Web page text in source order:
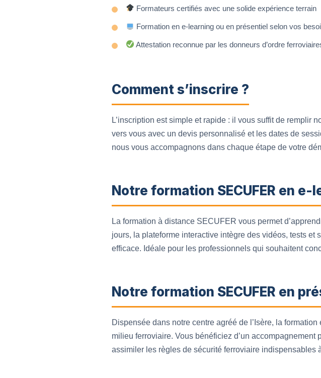
Formateurs certifiés avec une solide expérience terrain
Formation en e-learning ou en présentiel selon vos
Attestation reconnue par les donneurs d’ordre
Comment s’inscrire ?
L’inscription est simple et rapide : il vous suffit de remplir
vers vous avec un devis personnalisé et les dates de
nous vous accompagnons dans chaque étape de votre
Notre formation SECUFER en e-
La formation à distance SECUFER vous permet
jours, la plateforme interactive intègre des vidéos, tests
efficace. Idéale pour les professionnels qui souhaitent
Notre formation SECUFER en
Dispensée dans notre centre agréé de l’Isère, la
milieu ferroviaire. Vous bénéficiez d’un
assimiler les règles de sécurité ferroviaire indispensables